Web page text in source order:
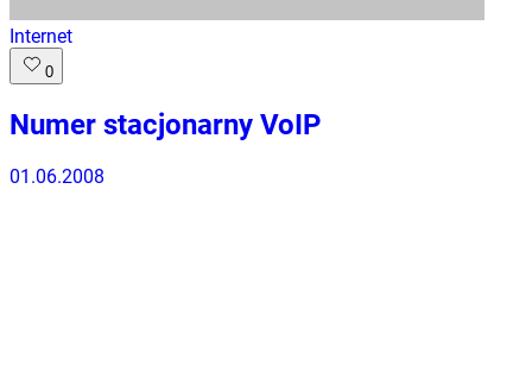
Internet
0
Numer stacjonarny VoIP
01.06.2008